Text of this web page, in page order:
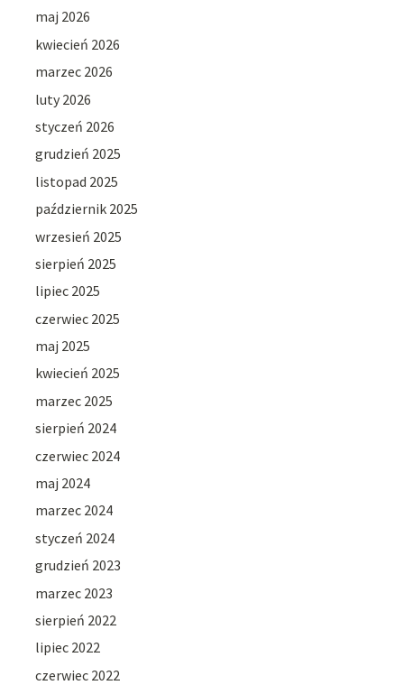
maj 2026
kwiecień 2026
marzec 2026
luty 2026
styczeń 2026
grudzień 2025
listopad 2025
październik 2025
wrzesień 2025
sierpień 2025
lipiec 2025
czerwiec 2025
maj 2025
kwiecień 2025
marzec 2025
sierpień 2024
czerwiec 2024
maj 2024
marzec 2024
styczeń 2024
grudzień 2023
marzec 2023
sierpień 2022
lipiec 2022
czerwiec 2022